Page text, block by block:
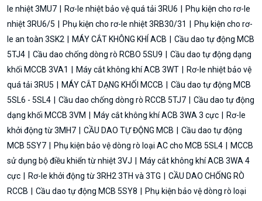
le nhiệt 3MU7
Rơ-le nhiệt bảo vệ quá tải 3RU6
Phụ kiện cho rơ-le
nhiệt 3RU6/5
Phụ kiện cho rơ-le nhiệt 3RB30/31
Phụ kiện cho rơ-
le an toàn 3SK2
MÁY CẮT KHÔNG KHÍ ACB
Cầu dao tự động MCB
5TJ4
Cầu dao chống dòng rò RCBO 5SU9
Cầu dao tự động dạng
khối MCCB 3VA1
Máy cắt không khí ACB 3WT
Rơ-le nhiệt bảo vệ
quá tải 3RU5
MÁY CẮT DẠNG KHỐI MCCB
Cầu dao tự động MCB
5SL6 - 5SL4
Cầu dao chống dòng rò RCCB 5TJ7
Cầu dao tự động
dạng khối MCCB 3VM
Máy cắt không khí ACB 3WA 3 cực
Rơ-le
khởi động từ 3MH7
CẦU DAO TỰ ĐỘNG MCB
Cầu dao tự động
MCB 5SY7
Phụ kiện bảo vệ dòng rò loại AC cho MCB 5SL4
MCCB
sử dụng bộ điều khiển từ nhiệt 3VJ
Máy cắt không khí ACB 3WA 4
cực
Rơ-le khởi động từ 3RH2 3TH và 3TG
CẦU DAO CHỐNG RÒ
RCCB
Cầu dao tự động MCB 5SY8
Phụ kiện bảo vệ dòng rò loại